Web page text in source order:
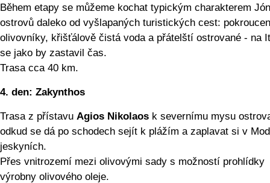
Během etapy se můžeme kochat typickým charakterem
ostrovů daleko od vyšlapaných turistických cest:
olivovníky, křišťálově čistá voda a přátelští ostrované - na
se jako by zastavil čas.
Trasa cca 40 km.
4. den: Zakynthos
Trasa z přístavu Agios Nikolaos k severnímu mysu
odkud se dá po schodech sejít k plážím a zaplavat si v
jeskyních.
Přes vnitrozemí mezi olivovými sady s možností prohlídky
výrobny olivového oleje.